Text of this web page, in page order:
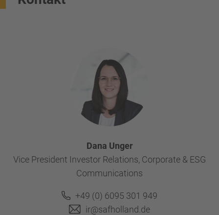
Dana Unger
Vice President Investor Relations, Corporate & ESG
Communications
+49 (0) 6095 301 949
ir@safholland.de